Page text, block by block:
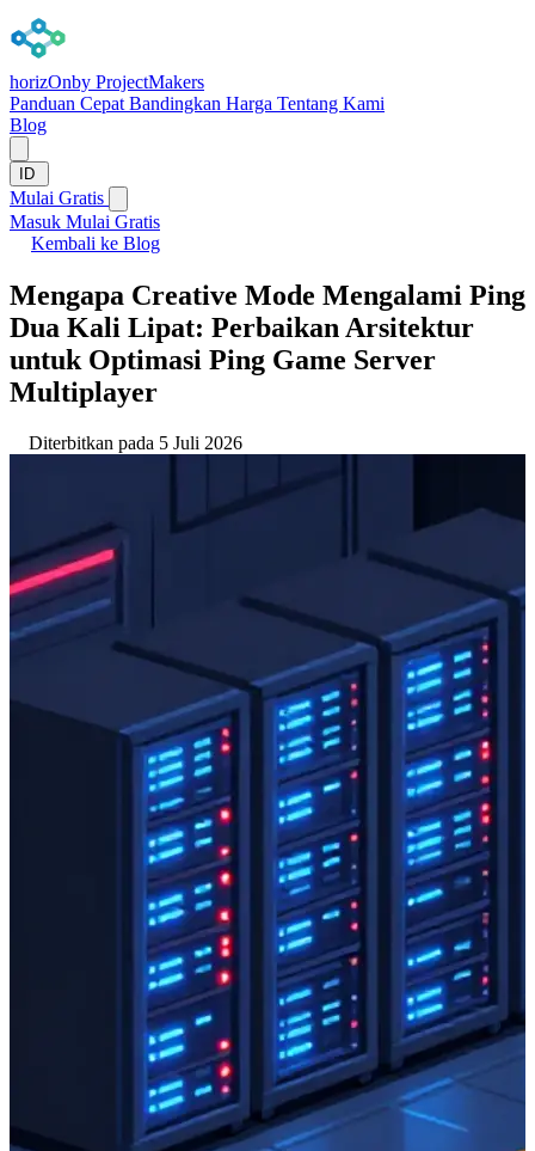
horizOnby ProjectMakers
Panduan Cepat Bandingkan Harga Tentang Kami
Blog
ID
Mulai Gratis
Masuk Mulai Gratis
Kembali ke Blog
Mengapa Creative Mode Mengalami Ping
Dua Kali Lipat: Perbaikan Arsitektur
untuk Optimasi Ping Game Server
Multiplayer
Diterbitkan pada 5 Juli 2026